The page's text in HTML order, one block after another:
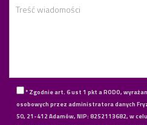
* Zgodnie art. 6 ust 1 pkt a RODO,
osobowych przez administratora danych
50, 21-412 Adamów, NIP: 8252113682, w